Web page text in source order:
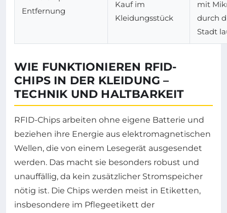
Entfernung
Kauf im
Kleidungsstück
mit
durch
Stadt
WIE FUNKTIONIEREN RFID-
CHIPS IN DER KLEIDUNG –
TECHNIK UND HALTBARKEIT
RFID-Chips arbeiten ohne eigene Batterie und
beziehen ihre Energie aus elektromagnetischen
Wellen, die von einem Lesegerät ausgesendet
werden. Das macht sie besonders robust und
unauffällig, da kein zusätzlicher Stromspeicher
nötig ist. Die Chips werden meist in Etiketten,
insbesondere im Pflegeetikett der